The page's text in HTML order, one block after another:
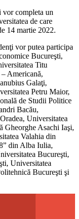
vor completa un
de care
14 martie 2022.
vor putea participa
Bucureşti,
Titu
Americană,
Galaţi,
Petru Maior,
de Studii Politice
Bacău,
Universitatea
Gheorghe Asachi Iaşi,
Valahia din
din Alba Iulia,
Bucureşti,
Universitatea
Bucureşti şi